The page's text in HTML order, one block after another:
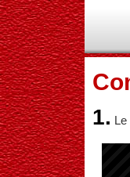
1.